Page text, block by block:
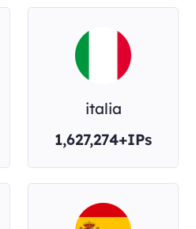
italia
1,627,274+IPs